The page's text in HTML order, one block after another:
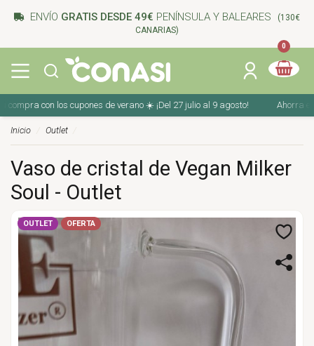
ENVÍO GRATIS DESDE 49€ PENÍNSULA Y BALEARES
(130€
CANARIAS)
0
con los cupones de verano ☀️ ¡Del 27 julio al 9 agosto! Ahorra
Inicio Outlet
Vaso de cristal de Vegan Milker
Soul - Outlet
OUTLET OFERTA